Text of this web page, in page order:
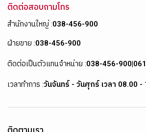
ติดต่อสอบถามโทร
สำนักงานใหญ่ :038-456-900
ฝ่ายขาย :038-456-900
ติดต่อเป็นตัวแทนจำหน่าย :038-456-900|
เวลาทำการ :วันจันทร์ - วันศุกร์ เวลา 08.00 -